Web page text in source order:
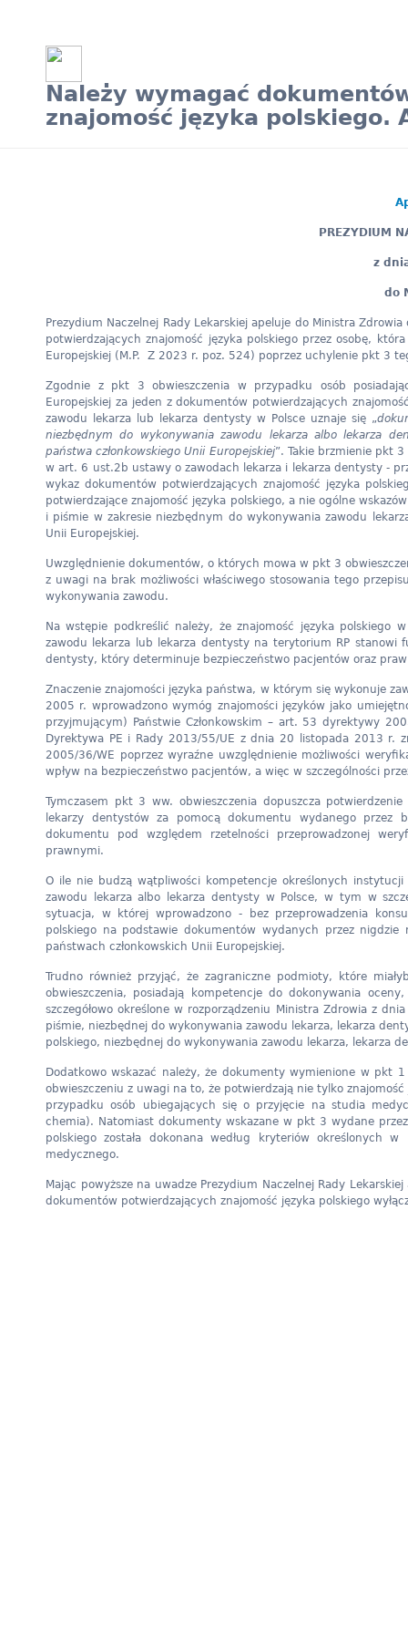
Należy wymagać
znajomość języka polskiego.
PREZYDIUM
z
do
Prezydium Naczelnej Rady Lekarskiej apeluje do Ministra
potwierdzających znajomość języka polskiego przez osobę,
Europejskiej (M.P. Z 2023 r. poz. 524) poprzez uchylenie pkt 3
Zgodnie z pkt 3 obwieszczenia w przypadku osób
Europejskiej za jeden z dokumentów potwierdzających
zawodu lekarza lub lekarza dentysty w Polsce uznaje się „
niezbędnym do wykonywania zawodu lekarza albo lekarza
państwa członkowskiego Unii Europejskiej”. Takie brzmienie pkt 3
w art. 6 ust.2b ustawy o zawodach lekarza i lekarza dentysty -
wykaz dokumentów potwierdzających znajomość języka
potwierdzające znajomość języka polskiego, a nie ogólne
i piśmie w zakresie niezbędnym do wykonywania zawodu
Unii Europejskiej.
Uwzględnienie dokumentów, o których mowa w pkt 3
z uwagi na brak możliwości właściwego stosowania tego
wykonywania zawodu.
Na wstępie podkreślić należy, że znajomość języka polskiego
zawodu lekarza lub lekarza dentysty na terytorium RP stanowi
dentysty, który determinuje bezpieczeństwo pacjentów oraz
Znaczenie znajomości języka państwa, w którym się wykonuje
2005 r. wprowadzono wymóg znajomości języków jako
przyjmującym) Państwie Członkowskim – art. 53 dyrektywy
Dyrektywa PE i Rady 2013/55/UE z dnia 20 listopada 2013 r.
2005/36/WE poprzez wyraźne uwzględnienie możliwości
wpływ na bezpieczeństwo pacjentów, a więc w szczególności
Tymczasem pkt 3 ww. obwieszczenia dopuszcza
lekarzy dentystów za pomocą dokumentu wydanego przez
dokumentu pod względem rzetelności przeprowadzonej
prawnymi.
O ile nie budzą wątpliwości kompetencje określonych
zawodu lekarza albo lekarza dentysty w Polsce, w tym w
sytuacja, w której wprowadzono - bez przeprowadzenia
polskiego na podstawie dokumentów wydanych przez
państwach członkowskich Unii Europejskiej.
Trudno również przyjąć, że zagraniczne podmioty, które
obwieszczenia, posiadają kompetencje do dokonywania
szczegółowo określone w rozporządzeniu Ministra Zdrowia z
piśmie, niezbędnej do wykonywania zawodu lekarza, lekarza
polskiego, niezbędnej do wykonywania zawodu lekarza, lekarza
Dodatkowo wskazać należy, że dokumenty wymienione w pkt
obwieszczeniu z uwagi na to, że potwierdzają nie tylko
przypadku osób ubiegających się o przyjęcie na studia
chemia). Natomiast dokumenty wskazane w pkt 3 wydane
polskiego została dokonana według kryteriów określonych
medycznego.
Mając powyższe na uwadze Prezydium Naczelnej Rady
dokumentów potwierdzających znajomość języka polskiego